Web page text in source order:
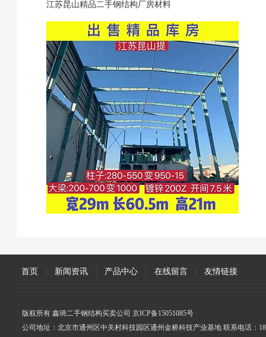
江苏昆山精品二手钢结构厂房材料
首页 新闻资讯 产品中心 在线留言 友情链接
版权所有 鑫珘二手钢结构买卖公司 京ICP备15051085号
公司地址：北京市通州区中关村科技园区通州金桥科技产业基地 联系电话：